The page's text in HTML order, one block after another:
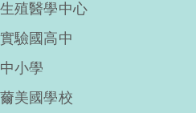
殖醫學中心
驗國高中
小學
美國學校